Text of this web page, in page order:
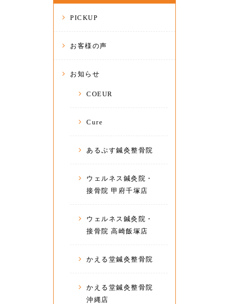
PICKUP
お客様の声
お知らせ
COEUR
Cure
あるぷす鍼灸整骨院
ウェルネス鍼灸院・
接骨院 甲府千塚店
ウェルネス鍼灸院・
接骨院 高崎飯塚店
かえる堂鍼灸整骨院
かえる堂鍼灸整骨院
沖縄店